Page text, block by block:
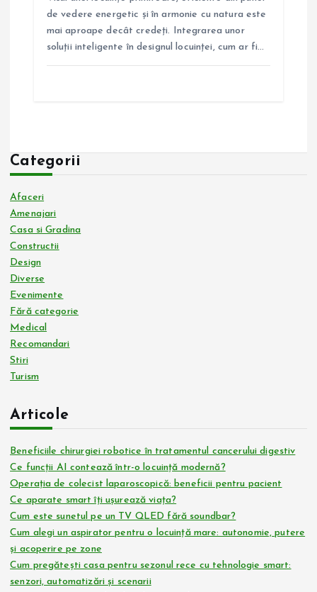
de vedere energetic și în armonie cu natura este
mai aproape decât credeți. Integrarea unor
soluții inteligente în designul locuinței, cum ar fi…
Categorii
Afaceri
Amenajari
Casa si Gradina
Constructii
Design
Diverse
Evenimente
Fără categorie
Medical
Recomandari
Stiri
Turism
Articole
Beneficiile chirurgiei robotice în tratamentul cancerului digestiv
Ce funcții AI contează într-o locuință modernă?
Operația de colecist laparoscopică: beneficii pentru pacient
Ce aparate smart îți ușurează viața?
Cum este sunetul pe un TV QLED fără soundbar?
Cum alegi un aspirator pentru o locuință mare: autonomie, putere
și acoperire pe zone
Cum pregătești casa pentru sezonul rece cu tehnologie smart:
senzori, automatizări și scenarii